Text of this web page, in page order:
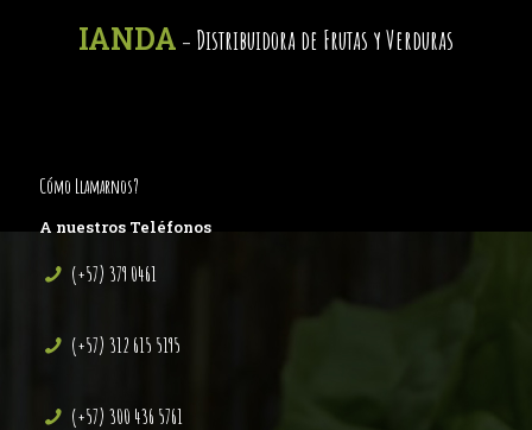
IANDA - Distribuidora de Frutas y Verduras
Cómo Llamarnos?
A nuestros Teléfonos
(+57) 379 0461
(+57) 312 615 5195
(+57) 300 436 5761